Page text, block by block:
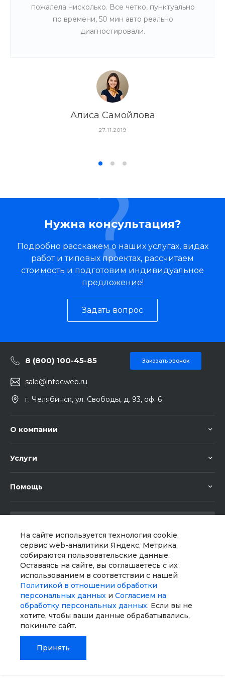
На сайте используется технология cookie,
сервис web-аналитики Яндекс. Метрика,
собираются пользовательские данные.
Оставаясь на сайте, вы соглашаетесь с их
использованием в соответствии с нашей
Политикой в отношении обработки
персональных данных и Согласием на
обработку персональных данных. Если вы не
хотите, чтобы ваши данные обрабатывались,
покиньте сайт.
Принять
пожалела нисколько. Все четко, пунктуально
по времени, 50 мин авто реально
диагностировали.
Алиса Самойлова
27.11.2019
Нужна консультация?
Подробно расскажем о наших услугах, видах
работ и типовых проектах, рассчитаем
стоимость и подготовим индивидуальное
предложение!
Задать вопрос
8 (800) 100-45-85 Заказать звонок
sale@intecweb.ru
г. Челябинск, ул. Свободы, д. 93, оф. 6
О компании
Услуги
Помощь
Мы в соц. сетях
© 2026 Universe, Все права защищены